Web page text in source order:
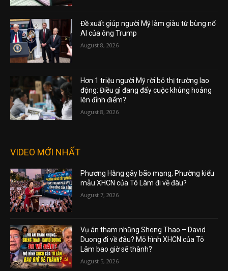
Đề xuất giúp người Mỹ làm giàu từ bùng nổ
AI của ông Trump
August 8, 2026
Hơn 1 triệu người Mỹ rời bỏ thị trường lao
động: Điều gì đang đẩy cuộc khủng hoảng
lên đỉnh điểm?
August 8, 2026
VIDEO MỚI NHẤT
Phương Hằng gây bão mạng, Phường kiểu
mẫu XHCN của Tô Lâm đi về đâu?
August 7, 2026
Vụ án tham nhũng Sheng Thao – David
Duong đi về đâu? Mô hình XHCN của Tô
Lâm bao giờ sẽ thành?
August 5, 2026